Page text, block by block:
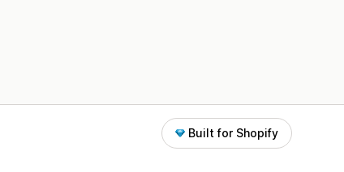
Built for Shopify